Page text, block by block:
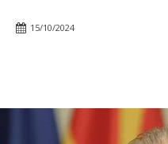
15/10/2024